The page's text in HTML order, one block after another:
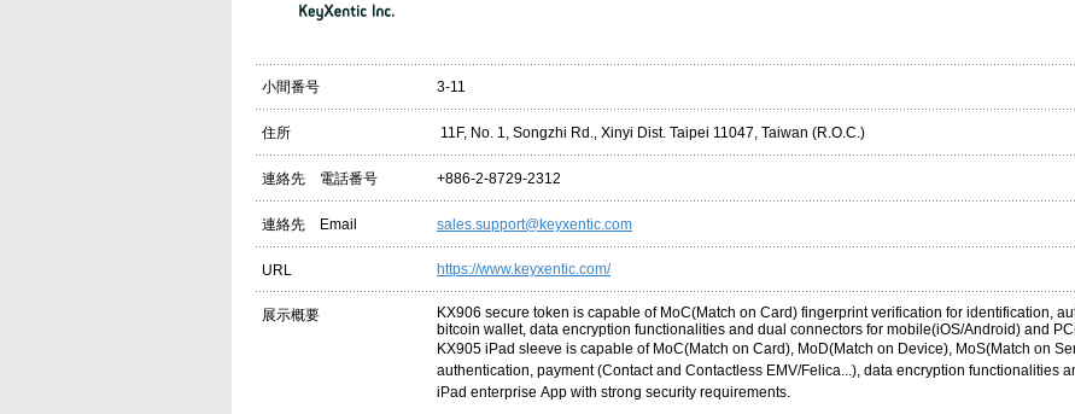
小間番号 3-11
住所 11F, No. 1, Songzhi Rd., Xinyi Dist. Taipei 11047, Taiwan (R.O.C.)
連絡先 電話番号 +886-2-8729-2312
連絡先 Email sales.support@keyxentic.com
URL https://www.keyxentic.com/
展示概要
KX906 secure token is capable of MoC(Match on Card) fingerprint verification for identification,
bitcoin wallet, data encryption functionalities and dual connectors for mobile(iOS/Android) and
KX905 iPad sleeve is capable of MoC(Match on Card), MoD(Match on Device), MoS(Match on
authentication, payment (Contact and Contactless EMV/Felica...), data encryption functionalities
iPad enterprise App with strong security requirements.